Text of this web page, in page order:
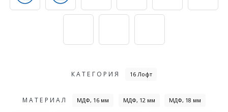
КАТЕГОРИЯ 16 Лофт
МАТЕРИАЛ МДФ, 16 мм МДФ, 12 мм МДФ, 18 мм